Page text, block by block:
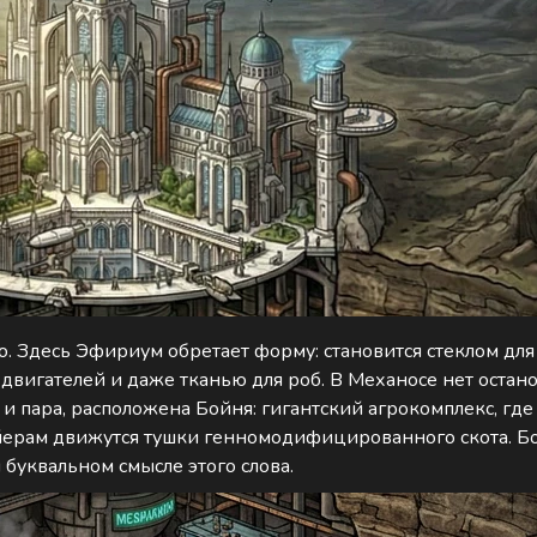
Эфириум обретает форму: становится стеклом
и даже тканью для роб. В Механосе нет
пара, расположена Бойня: гигантский агрокомплекс,
движутся тушки генномодифицированного скота.
смысле этого слова.